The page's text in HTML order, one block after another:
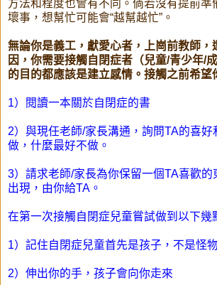
方法和程度也會有不同。倘若沒有提前準
壞事，想幫忙可能會“越幫越忙”。
無論你是義工，獻愛心者，上崗前教師，
因，你需要接觸自閉症者（兒童/青少年/
的目的都應該是建立感情。接觸之前希望
1）閱讀一本關於自閉症的書
2）與現任老師/家長溝通，詢問TA的喜好
做，什麼最好不做。
3）請求老師/家長為你保留一個TA喜歡的
出現，由你給TA。
在第一次接觸自閉症兒童嘗試做到以下幾
1）記住自閉症兒童首先是孩子，不是怪物
2）伸出你的手，孩子會向你走來